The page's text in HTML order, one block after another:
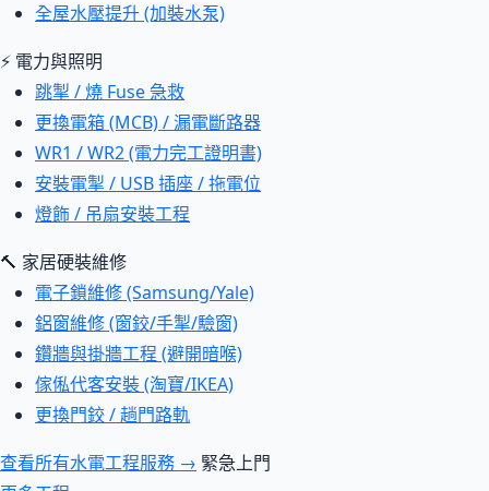
全屋水壓提升 (加裝水泵)
⚡ 電力與照明
跳掣 / 燒 Fuse 急救
更換電箱 (MCB) / 漏電斷路器
WR1 / WR2 (電力完工證明書)
安裝電掣 / USB 插座 / 拖電位
燈飾 / 吊扇安裝工程
🔨 家居硬裝維修
電子鎖維修 (Samsung/Yale)
鋁窗維修 (窗鉸/手掣/驗窗)
鑽牆與掛牆工程 (避開暗喉)
傢俬代客安裝 (淘寶/IKEA)
更換門鉸 / 趟門路軌
查看所有水電工程服務 → 緊急上門